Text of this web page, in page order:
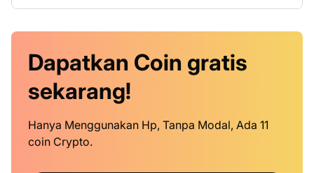
Dapatkan Coin gratis
sekarang!
Hanya Menggunakan Hp, Tanpa Modal, Ada 11
coin Crypto.